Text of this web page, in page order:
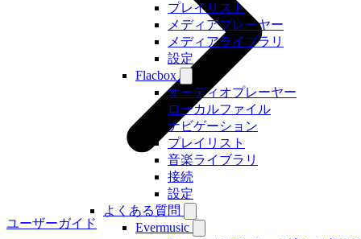
プレイリスト
メディアプレーヤー
メディアライブラリ
設定
Flacbox
オーディオプレーヤー
ローカルファイル
ナビゲーション
プレイリスト
音楽ライブラリ
接続
設定
よくある質問
Evermusic
ユーザーガイド